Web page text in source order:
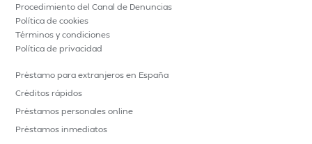
Procedimiento del Canal de Denuncias
Política de cookies
Términos y condiciones
Política de privacidad
Préstamo para extranjeros en España
Créditos rápidos
Préstamos personales online
Préstamos inmediatos